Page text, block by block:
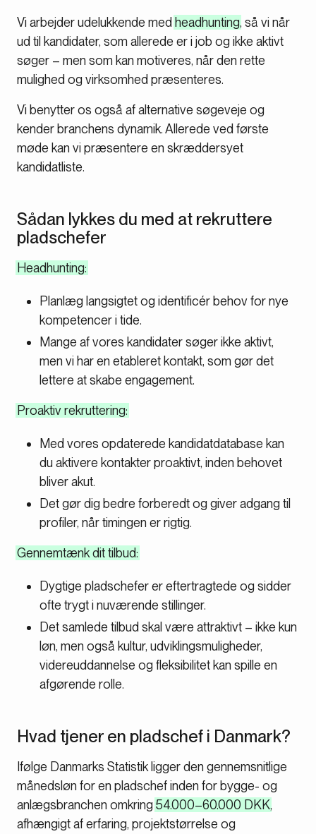
Vi arbejder udelukkende med headhunting, så vi når
ud til kandidater, som allerede er i job og ikke aktivt
søger – men som kan motiveres, når den rette
mulighed og virksomhed præsenteres.
Vi benytter os også af alternative søgeveje og
kender branchens dynamik. Allerede ved første
møde kan vi præsentere en skræddersyet
kandidatliste.
Sådan lykkes du med at rekruttere
pladschefer
Headhunting:
Planlæg langsigtet og identificér behov for nye
kompetencer i tide.
Mange af vores kandidater søger ikke aktivt,
men vi har en etableret kontakt, som gør det
lettere at skabe engagement.
Proaktiv rekruttering:
Med vores opdaterede kandidatdatabase kan
du aktivere kontakter proaktivt, inden behovet
bliver akut.
Det gør dig bedre forberedt og giver adgang til
profiler, når timingen er rigtig.
Gennemtænk dit tilbud:
Dygtige pladschefer er eftertragtede og sidder
ofte trygt i nuværende stillinger.
Det samlede tilbud skal være attraktivt – ikke kun
løn, men også kultur, udviklingsmuligheder,
videreuddannelse og fleksibilitet kan spille en
afgørende rolle.
Hvad tjener en pladschef i Danmark?
Ifølge Danmarks Statistik ligger den gennemsnitlige
månedsløn for en pladschef inden for bygge- og
anlægsbranchen omkring 54.000–60.000 DKK,
afhængigt af erfaring, projektstørrelse og